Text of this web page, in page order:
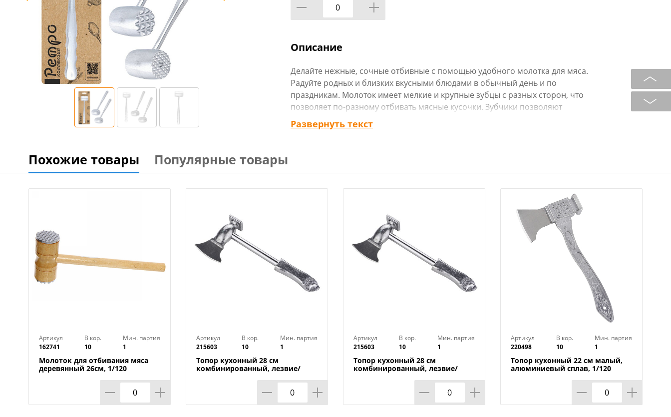
Описание
Делайте нежные, сочные отбивные с помощью удобного молотка для мяса.
Радуйте родных и близких вкусными блюдами в обычный день и по
праздникам. Молоток имеет мелкие и крупные зубцы с разных сторон, что
позволяет по-разному отбивать мясные кусочки. Зубчики позволяют
прикладывать меньше усилий для отбивания, отлично справляются с
жилками и твердыми кусками.
Развернуть текст
Похожие товары Популярные товары
Артикул
162741
В кор.
10
Мин. партия
1
Молоток для отбивания мяса
деревянный 26см, 1/120
Артикул
215603
В кор.
10
Мин. партия
1
Топор кухонный 28 см
комбинированный, лезвие/
Артикул
215603
В кор.
10
Мин. партия
1
Топор кухонный 28 см
комбинированный, лезвие/
Артикул
220498
В кор.
10
Мин. партия
1
Топор кухонный 22 см малый,
алюминиевый сплав, 1/120